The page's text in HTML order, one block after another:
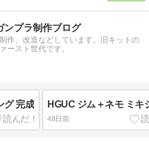
ンプラ制作ブログ
作、改造などしています。旧キットの
ースト世代です。
グ 完成 HGUC ジム＋ネモ ミキ
48日前